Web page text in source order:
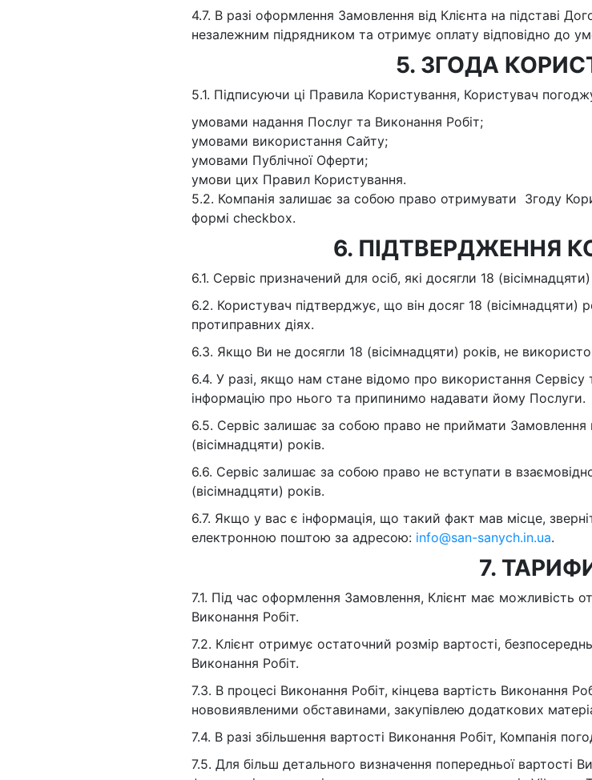
4.7. В разі оформлення Замовлення від Клієнта на підставі
незалежним підрядником та отримує оплату відповідно до
5. ЗГОДА
5.1. Підписуючи ці Правила Користування, Користувач
умовами надання Послуг та Виконання Робіт;
умовами використання Сайту;
умовами Публічної Оферти;
умови цих Правил Користування.
5.2. Компанія залишає за собою право отримувати Згоду
формі checkbox.
6. ПІДТВЕРДЖЕННЯ
6.1. Сервіс призначений для осіб, які досягли 18 (вісімнадцяти)
6.2. Користувач підтверджує, що він досяг 18 (вісімнадцяти)
протиправних діях.
6.3. Якщо Ви не досягли 18 (вісімнадцяти) років, не
6.4. У разі, якщо нам стане відомо про використання
інформацію про нього та припинимо надавати йому Послуги.
6.5. Сервіс залишає за собою право не приймати Замовлення
(вісімнадцяти) років.
6.6. Сервіс залишає за собою право не вступати в
(вісімнадцяти) років.
6.7. Якщо у вас є інформація, що такий факт мав місце,
електронною поштою за адресою: info@san-sanych.in.ua.
7.
7.1. Під час оформлення Замовлення, Клієнт має можливість
Виконання Робіт.
7.2. Клієнт отримує остаточний розмір вартості,
Виконання Робіт.
7.3. В процесі Виконання Робіт, кінцева вартість Виконання
нововиявленими обставинами, закупівлею додаткових
7.4. В разі збільшення вартості Виконання Робіт, Компанія
7.5. Для більш детального визначення попередньої вартості